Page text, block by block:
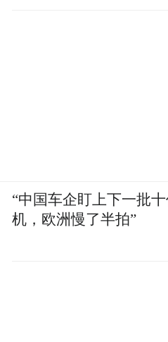
“中国车企盯上下一批十
机，欧洲慢了半拍”